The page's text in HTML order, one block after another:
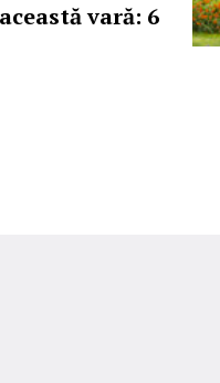
vară: 6